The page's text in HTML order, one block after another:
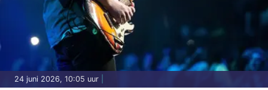
24 juni 2026, 10:05 uur